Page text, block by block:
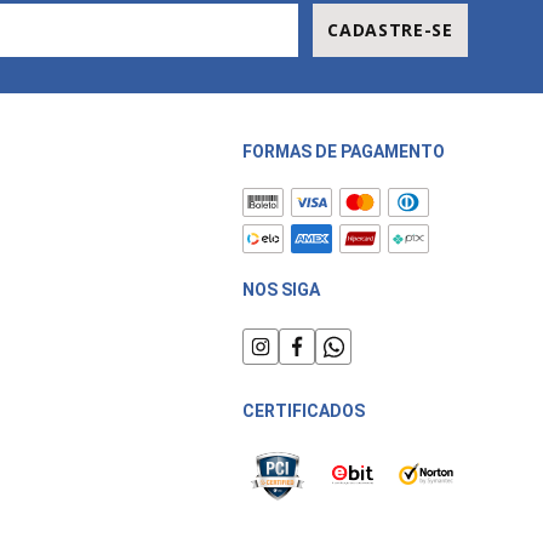
CADASTRE-SE
FORMAS DE PAGAMENTO
NOS SIGA
CERTIFICADOS